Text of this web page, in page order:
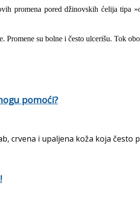
promena pored džinovskih ćelija tipa
su bolne i često ulcerišu. Tok
pomoći?
crvena i upaljena koža koja često